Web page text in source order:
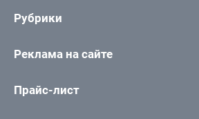
Рубрики
Реклама на сайте
Прайс-лист